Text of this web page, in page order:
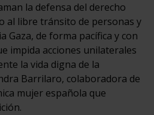
la defensa del derecho
al libre tránsito de personas y
Gaza, de forma pacífica y con
impida acciones unilaterales
la vida digna de la
Barrilaro, colaboradora de
mujer española que